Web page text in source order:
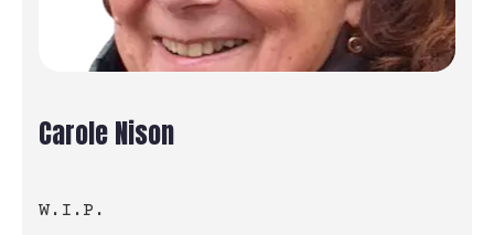
Carole Nison
W.I.P.